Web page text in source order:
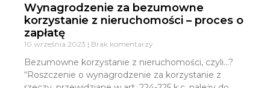
Wynagrodzenie za bezumowne
korzystanie z nieruchomości – proces o
zapłatę
10 września 2023 Brak komentarzy
Bezumowne korzystanie z nieruchomości, czyli…?
“Roszczenie o wynagrodzenie za korzystanie z